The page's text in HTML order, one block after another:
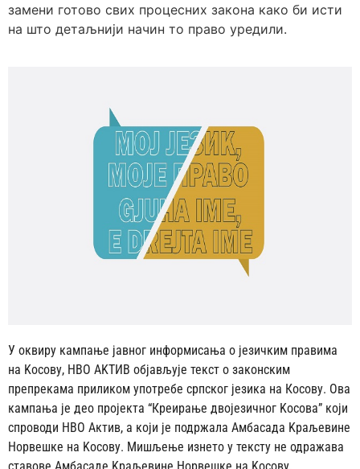
замени готово свих процесних закона како би исти
на што детаљнији начин то право уредили.
У оквиру кампање јавног информисања о језичким правима
на Kосову, НВО АKТИВ објављује текст о законским
препрекама приликом употребе српског језика на Косову. Ова
кампања је део пројекта “Креирање двојезичног Kосова” који
спроводи НВО Актив, а који је подржала Амбасада Kраљевине
Норвешке на Kосову. Мишљење изнето у тексту не одражава
ставове Амбасаде Kраљевине Норвешке на Kосову.